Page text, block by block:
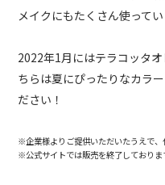
メイクにもたくさん使ってい
2022年1月にはテラコッタ
ちらは夏にぴったりなカラ
ださい！
※企業様よりご提供いただいたうえで
※公式サイトでは販売を終了しておりま